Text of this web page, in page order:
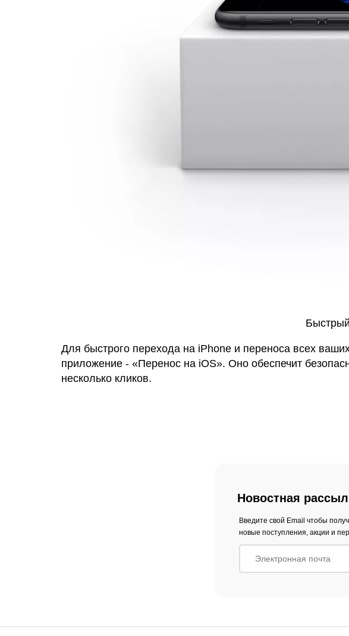
Для быстрого перехода на iPhone и переноса всех
приложение - «Перенос на iOS». Оно обеспечит
несколько кликов.
Новостная
Введите свой Email чтобы
новые поступления, акции и